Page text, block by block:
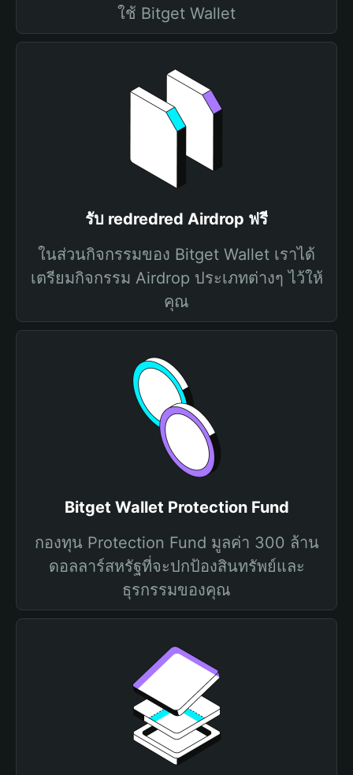
ใช้ Bitget Wallet
รับ redredred Airdrop ฟรี
ในส่วนกิจกรรมของ Bitget Wallet เราได้
เตรียมกิจกรรม Airdrop ประเภทต่างๆ ไว้ให้
คุณ
Bitget Wallet Protection Fund
กองทุน Protection Fund มูลค่า 300 ล้าน
ดอลลาร์สหรัฐที่จะปกป้องสินทรัพย์และ
ธุรกรรมของคุณ